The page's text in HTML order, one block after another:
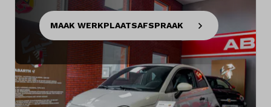
MAAK WERKPLAATSAFSPRAAK